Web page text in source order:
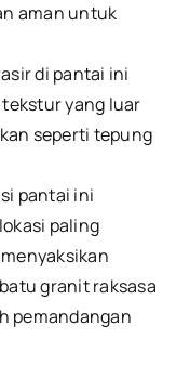
aman untuk
di pantai ini
yang luar
seperti tepung
pantai ini
paling
granit raksasa
pemandangan